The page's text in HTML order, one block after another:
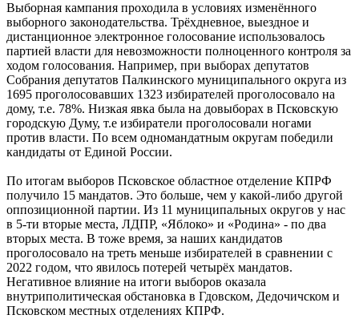
Выборная кампания проходила в условиях изменённого
выборного законодательства. Трёхдневное, выездное и
дистанционное электронное голосование использовалось
партией власти для невозможности полноценного контроля за
ходом голосования. Например, при выборах депутатов
Собрания депутатов Палкинского муниципального округа из
1695 проголосовавших 1323 избирателей проголосовало на
дому, т.е. 78%. Низкая явка была на довыборах в Псковскую
городскую Думу, т.е избиратели проголосовали ногами
против власти. По всем одномандатным округам победили
кандидаты от Единой России.
По итогам выборов Псковское областное отделение КПРФ
получило 15 мандатов. Это больше, чем у какой-либо другой
оппозиционной партии. Из 11 муниципальных округов у нас
в 5-ти вторые места, ЛДПР, «Яблоко» и «Родина» - по два
вторых места. В тоже время, за наших кандидатов
проголосовало на треть меньше избирателей в сравнении с
2022 годом, что явилось потерей четырёх мандатов.
Негативное влияние на итоги выборов оказала
внутриполитическая обстановка в Гдовском, Дедочичском и
Псковском местных отделениях КПРФ.